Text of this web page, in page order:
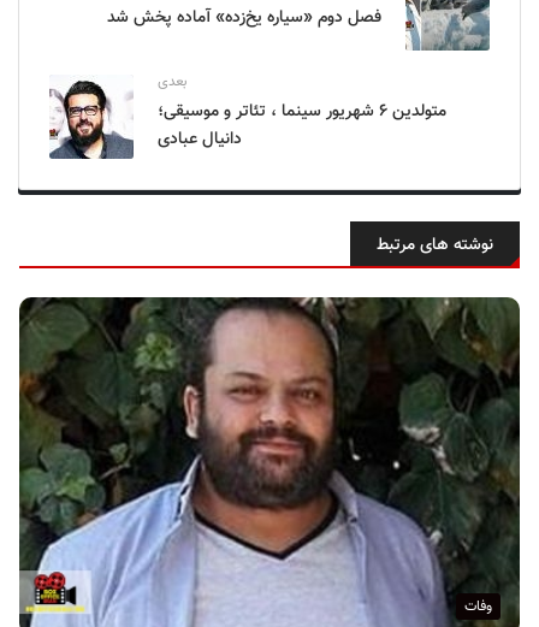
فصل دوم «سیاره یخ‌زده» آماده پخش شد
بعدی
متولدین ۶ شهریور سینما ، تئاتر و موسیقی؛
دانیال عبادی
نوشته های مرتبط
وفات